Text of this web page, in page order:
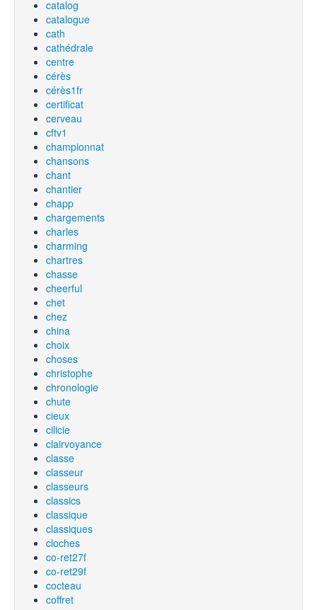
catalog
catalogue
cath
cathédrale
centre
cérès
cérès1fr
certificat
cerveau
cftv1
championnat
chansons
chant
chantier
chapp
chargements
charles
charming
chartres
chasse
cheerful
chet
chez
china
choix
choses
christophe
chronologie
chute
cieux
cilicie
clairvoyance
classe
classeur
classeurs
classics
classique
classiques
cloches
co-ret27f
co-ret29f
cocteau
coffret